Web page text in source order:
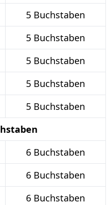
5 Buchstaben
5 Buchstaben
5 Buchstaben
5 Buchstaben
5 Buchstaben
6 Buchstaben
6 Buchstaben
6 Buchstaben